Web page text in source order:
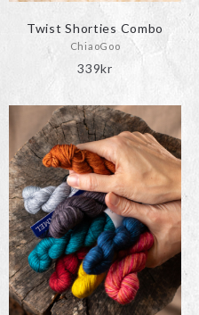
Twist Shorties Combo
ChiaoGoo
339kr